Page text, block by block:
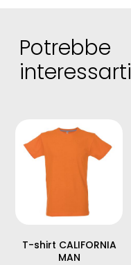
Potrebbe
interessarti
T-shirt CALIFORNIA
MAN